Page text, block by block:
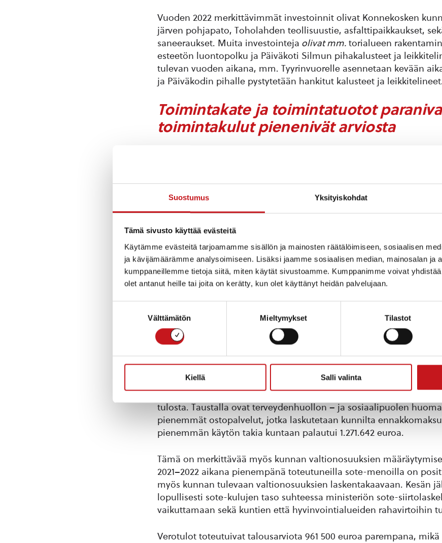
Suostumus Yksityiskohdat
Tämä sivusto käyttää evästeitä
Käytämme evästeitä tarjoamamme sisällön ja mainosten räätälöimiseen, sosiaalisen
ja kävijämäärämme analysoimiseen. Lisäksi jaamme sosiaalisen median, mainosalan ja
kumppaneillemme tietoja siitä, miten käytät sivustoamme. Kumppanimme voivat
olet antanut heille tai joita on kerätty, kun olet käyttänyt heidän palvelujaan.
Välttämätön Mieltymykset Tilastot
Kiellä Salli valinta
Vuoden 2022 merkittävimmät investoinnit olivat Konnekosken
järven pohjapato, Toholahden teollisuustie, asfalttipaikkaukset,
saneeraukset. Muita investointeja olivat mm.torialueen
esteetön luontopolku ja Päiväkoti Silmun pihakalusteet ja
tulevan vuoden aikana, mm. Tyyrinvuorelle asennetaan kevään
ja Päiväkodin pihalle pystytetään hankitut kalusteet ja
Toimintakate ja toimintatuotot
toimintakulut pienenivät arviosta
käyttötalouden kuluista jää katettavaksi verotuloilla ja
verrattuna noin 632 000 euroa. Toimintatuotot jaotellaan
maksutuottoihin, tukiin ja avustuksiin, sekä muihin
parempi toteutuma, mutta noin 149 700 euroa edellistä vuotta
Toimintakulut toteutuivat 1.197 527 euroa pienempänä kuin
Edelliseen vuoteen verrattuna kasvua oli noin 482 000 euroa.
Pienemmillä sote-menoilla positiivinen
tulevien valtion osuuksien laskelmaan
Henkilöstökulut olivat talousarviota pienemmät, mutta kasvua
tapahtui noin 250 000 euroa, mikä selittyy vuoden aikana
palkankorotuksilla.
Palvelujen ostot toteutuivat 1.156 519 euroa talosarviota
merkittävä väheneminen selittää myös tilikauden arvioitua
tulosta. Taustalla ovat terveydenhuollon – ja sosiaalipuolen
pienemmät ostopalvelut, jotka laskutetaan kunnilta
pienemmän käytön takia kuntaan palautui 1.271.642 euroa.
Tämä on merkittävää myös kunnan valtionosuuksien
2021–2022 aikana pienempänä toteutuneilla sote-menoilla on
myös kunnan tulevaan valtionosuuksien laskentakaavaan. Kesän
lopullisesti sote-kulujen taso suhteessa ministeriön sote-
vaikuttamaan sekä kuntien että hyvinvointialueiden rahavirtoihin
Verotulot toteutuivat talousarviota 961 500 euroa parempana,